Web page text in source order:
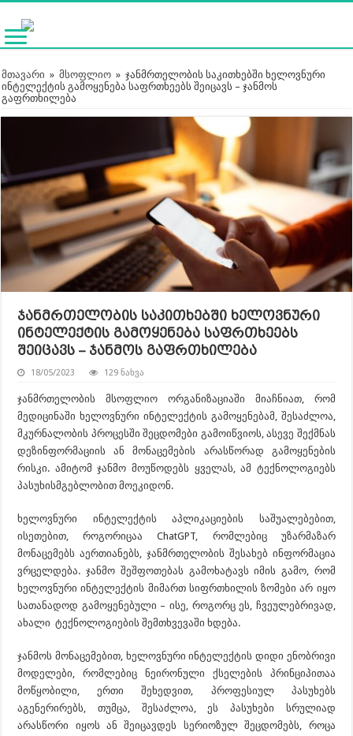
მთავარი » მსოფლიო » ჯანმრთელობის საკითხებში ხელოვნური
ინტელექტის გამოყენება საფრთხეებს შეიცავს – ჯანმოს
გაფრთხილება
ჯანმრთელობის საკითხებში ხელოვნური
ინტელექტის გამოყენება საფრთხეებს
შეიცავს – ჯანმოს გაფრთხილება
18/05/2023 129 ნახვა
ჯანმრთელობის მსოფლიო ორგანიზაციაში მიაჩნიათ, რომ
მედიცინაში ხელოვნური ინტელექტის გამოყენებამ, შესაძლოა,
მკურნალობის პროცესში შეცდომები გამოიწვიოს, ასევე შექმნას
დეზინფორმაციის ან მონაცემების არასწორად გამოყენების
რისკი. ამიტომჯანმო მოუწოდებს ყველას, ამ ტექნოლოგიებს
პასუხისმგებლობით მოეკიდონ.
ხელოვნური ინტელექტის აპლიკაციების საშუალებებით,
ისეთებით, როგორიცაა ChatGPT, რომლებიც უზარმაზარ
მონაცემებს აერთიანებს, ჯანმრთელობის შესახებ ინფორმაცია
ვრცელდება. ჯანმო შეშფოთებას გამოხატავს იმის გამო, რომ
ხელოვნური ინტელექტის მიმართ სიფრთხილის ზომები არ იყო
სათანადოდ გამოყენებული – ისე, როგორც ეს, ჩვეულებრივად,
ახალი ტექნოლოგიების შემთხვევაში ხდება.
ჯანმოს მონაცემებით, ხელოვნური ინტელექტის დიდი ენობრივი
მოდელები, რომლებიც ნეირონული ქსელების პრინციპითაა
მოწყობილი, ერთი შეხედვით, პროფესიულ პასუხებს
აგენერირებს, თუმცა, შესაძლოა, ეს პასუხები სრულიად
არასწორი იყოს ან შეიცავდეს სერიოზულ შეცდომებს, როცა